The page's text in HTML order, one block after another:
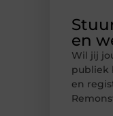
en
Wil jij
publiek
en